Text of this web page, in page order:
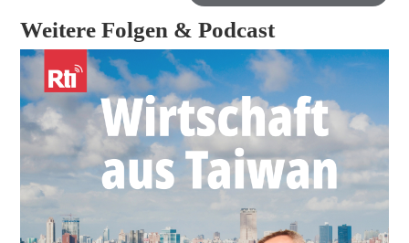
Weitere Folgen & Podcast